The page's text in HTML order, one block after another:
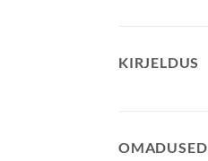
KIRJELDUS
OMADUSED